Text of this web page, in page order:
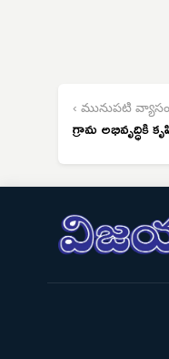
‹ మునుపటి వ్యాసం
గ్రామ అభివృద్ధికి